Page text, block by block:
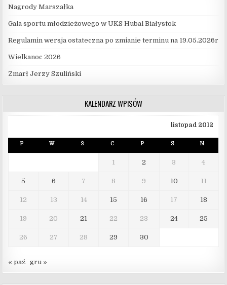
Nagrody Marszałka
Gala sportu młodzieżowego w UKS Hubal Białystok
Regulamin wersja ostateczna po zmianie terminu na 19.05.2026r
Wielkanoc 2026
Zmarł Jerzy Szuliński
KALENDARZ WPISÓW
listopad 2012
P W Ś C P S N
1 2 3 4
5 6 7 8 9 10 11
12 13 14 15 16 17 18
19 20 21 22 23 24 25
26 27 28 29 30
« paź gru »